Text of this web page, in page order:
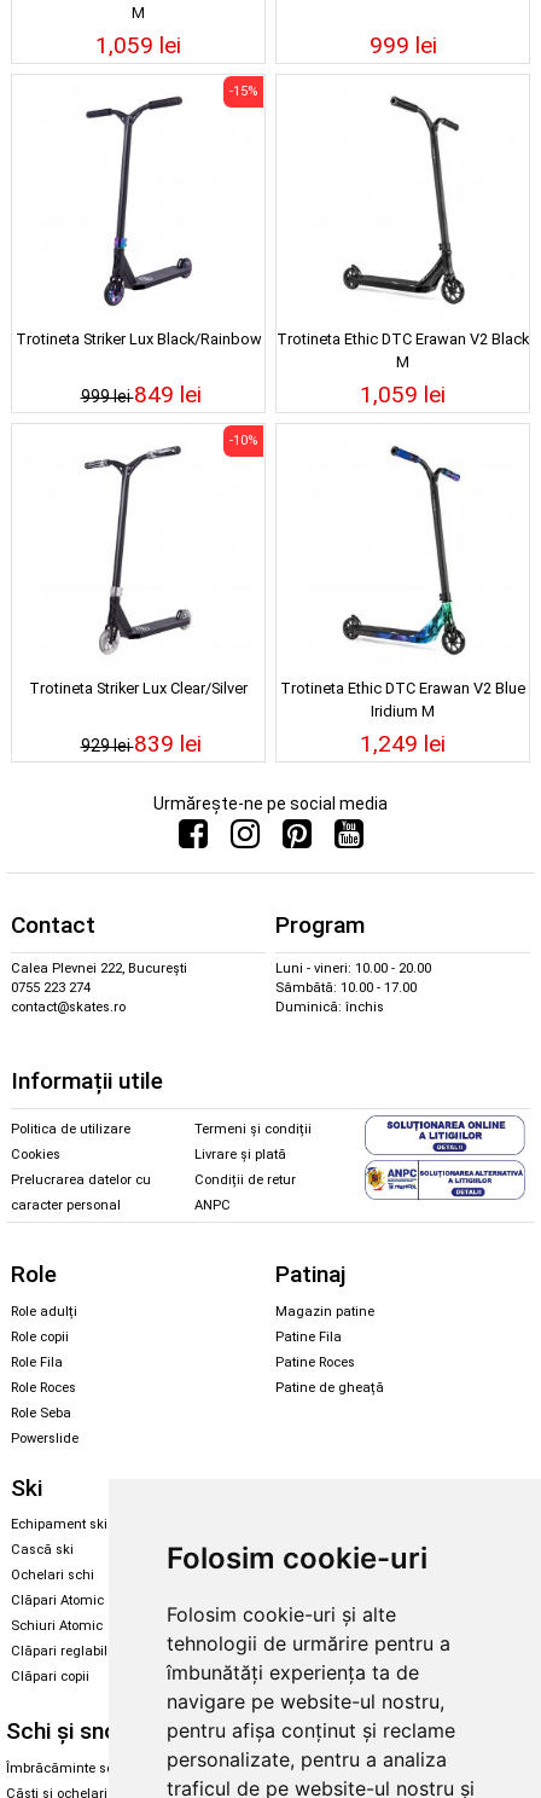
Folosim cookie-uri
Folosim cookie-uri și alte
tehnologii de urmărire pentru a
îmbunătăți experiența ta de
navigare pe website-ul nostru,
pentru afișa conținut și reclame
personalizate, pentru a analiza
traficul de pe website-ul nostru și
M
1,059 lei 999 lei
Trotineta Striker Lux Black/Rainbow
999 lei
-15%
849 lei
Trotineta Ethic DTC Erawan V2 Black
M
1,059 lei
Trotineta Striker Lux Clear/Silver
929 lei
-10%
839 lei
Trotineta Ethic DTC Erawan V2 Blue
Iridium M
1,249 lei
Urmărește-ne pe social media
Contact
Calea Plevnei 222, București
0755 223 274
contact@skates.ro
Program
Luni - vineri: 10.00 - 20.00
Sâmbătă: 10.00 - 17.00
Duminică: închis
Informații utile
Politica de utilizare
Cookies
Prelucrarea datelor cu
caracter personal
Termeni și condiții
Livrare și plată
Condiții de retur
ANPC
Role
Role adulți
Role copii
Role Fila
Role Roces
Role Seba
Powerslide
Patinaj
Magazin patine
Patine Fila
Patine Roces
Patine de gheață
Ski
Echipament ski
Cască ski
Ochelari schi
Clăpari Atomic
Schiuri Atomic
Clăpari reglabili
Clăpari copii
Echipament snowboard
Skate & longboard
Santa Cruz
Enuff Skateboards
Schi și snowboard
Îmbrăcăminte schi și snowboard
Căști și ochelari de iarnă
Diverse
Cum aleg rolele
Cum aleg ochelarii